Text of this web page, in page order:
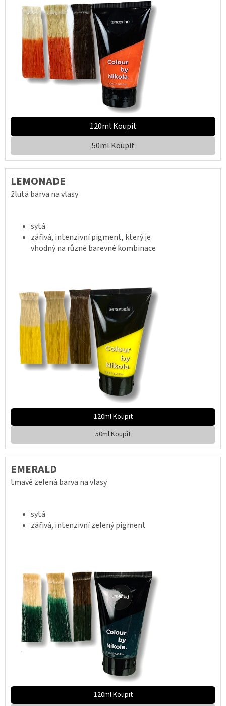
120ml Koupit
50ml Koupit
LEMONADE
žlutá barva na vlasy
sytá
zářivá, intenzivní pigment, který je
vhodný na různé barevné kombinace
120ml Koupit
50ml Koupit
EMERALD
tmavě zelená barva na vlasy
sytá
zářivá, intenzivní zelený pigment
120ml Koupit